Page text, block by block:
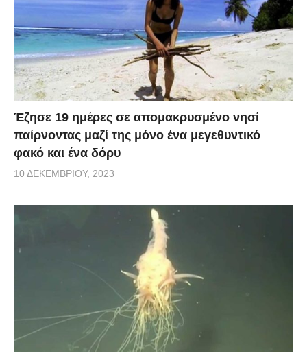
Έζησε 19 ημέρες σε απομακρυσμένο νησί
παίρνοντας μαζί της μόνο ένα μεγεθυντικό
φακό και ένα δόρυ
10 ΔΕΚΕΜΒΡΊΟΥ, 2023